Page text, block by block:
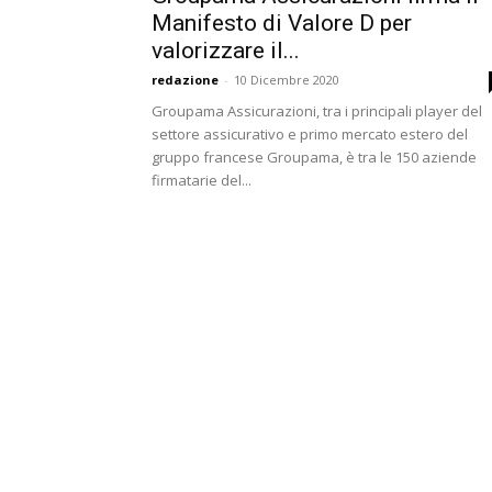
Manifesto di Valore D per
valorizzare il...
redazione - 10 Dicembre 2020
Groupama Assicurazioni, tra i principali player del
settore assicurativo e primo mercato estero del
gruppo francese Groupama, è tra le 150 aziende
firmatarie del...